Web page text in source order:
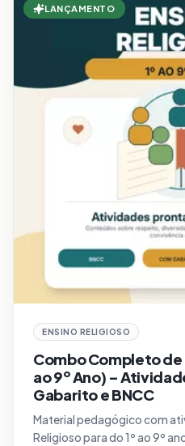
LANÇAMENTO
ENSINO RELIGIOSO
Combo Completo de
ao 9º Ano) –
Gabarito e BNCC
Material pedagógico com
Religioso para do 1º ao 9º